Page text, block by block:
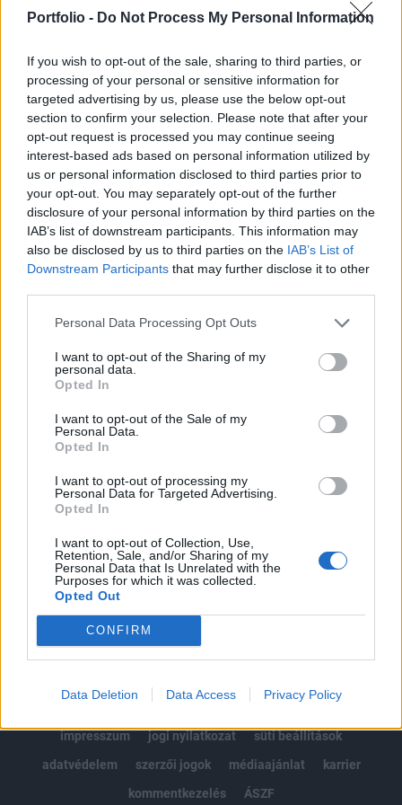
Portfolio - Do Not Process My Personal Information
If you wish to opt-out of the sale, sharing to third parties, or
processing of your personal or sensitive information for
targeted advertising by us, please use the below opt-out
section to confirm your selection. Please note that after your
opt-out request is processed you may continue seeing
interest-based ads based on personal information utilized by
us or personal information disclosed to third parties prior to
your opt-out. You may separately opt-out of the further
disclosure of your personal information by third parties on the
IAB’s list of downstream participants. This information may
also be disclosed by us to third parties on the IAB’s List of
Downstream Participants that may further disclose it to other
Personal Data Processing Opt Outs
I want to opt-out of the Sharing of my
personal data.
Opted In
I want to opt-out of the Sale of my
Personal Data.
Opted In
I want to opt-out of processing my
Personal Data for Targeted Advertising.
Opted In
I want to opt-out of Collection, Use,
Retention, Sale, and/or Sharing of my
Personal Data that Is Unrelated with the
Purposes for which it was collected.
Opted Out
CONFIRM
Data Deletion Data Access Privacy Policy
élethez – jósolta szerdán az amerikai járványügyi
Robert Redfield, a CDC igazgatója úgy véli, hogy
novemberben vagy decemberben kezdődhet meg az
emberek beoltása, első körben limitált számban, a
legveszélyeztetettebb körben, például az egészségügyi
dolgozók között. A szenátus illetékes bizottsága előtt
Redfield arról beszélt, hogy nagyobb mennyiségben 2021
második negyedévének végén vagy harmadik
negyedévében állhat...
KEDVES OLVASÓNK!
tartozik, melynek olvasása előfizetéses
regisztrációhoz kötött.
Az előfizetés a következőket tartalmazza:
Portfolio.hu teljes cikkarchívum
Kötéslisták: BÉT elmúlt 2 év napon belüli
kötéslistái
Előfizetés
MÁR ELŐFIZETŐNK VAGY?BEJELENTKEZÉS
impresszum
jogi nyilatkozat
süti beállítások
adatvédelem
szerzői jogok médiaajánlat
karrier
kommentkezelés
ÁSZF